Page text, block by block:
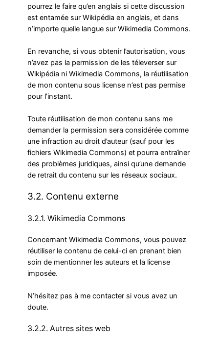
pourrez le faire qu’en anglais si cette discussion
est entamée sur Wikipédia en anglais, et dans
n’importe quelle langue sur Wikimedia Commons.
En revanche, si vous obtenir l’autorisation, vous
n’avez pas la permission de les téleverser sur
Wikipédia ni Wikimedia Commons, la réutilisation
de mon contenu sous license n’est pas permise
pour l’instant.
Toute réutilisation de mon contenu sans me
demander la permission sera considérée comme
une infraction au droit d’auteur (sauf pour les
fichiers Wikimedia Commons) et pourra entraîner
des problèmes juridiques, ainsi qu’une demande
de retrait du contenu sur les réseaux sociaux.
3.2. Contenu externe
3.2.1. Wikimedia Commons
Concernant Wikimedia Commons, vous pouvez
réutiliser le contenu de celui-ci en prenant bien
soin de mentionner les auteurs et la license
imposée.
N’hésitez pas à me contacter si vous avez un
doute.
3.2.2. Autres sites web